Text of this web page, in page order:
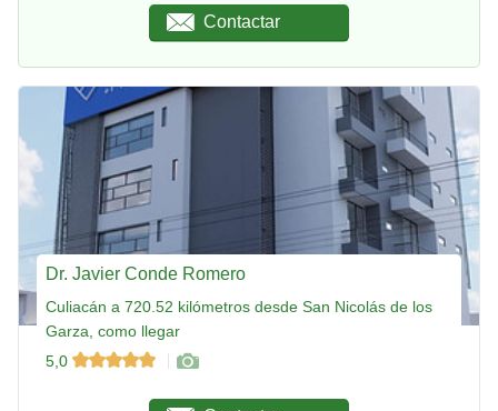
Contactar
Dr. Javier Conde Romero
Culiacán a 720.52 kilómetros desde San Nicolás de los
Garza, como llegar
5,0